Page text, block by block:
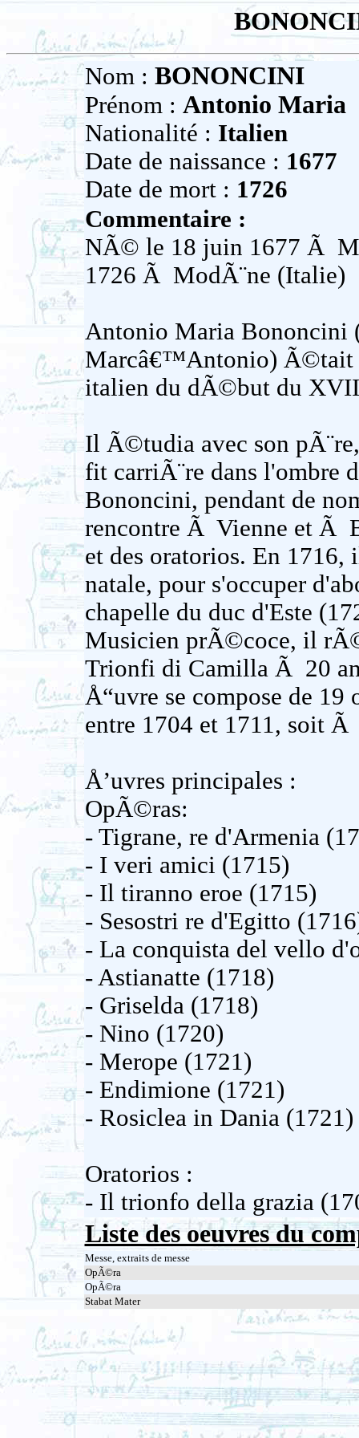
Nom : BONONCINI
Prénom : Antonio Maria
Nationalité : Italien
Date de naissance : 1677
Date de mort : 1726
Commentaire :
NÃ© le 18 juin 1677 Ã
1726 Ã ModÃ¨ne (Italie)
Antonio Maria Bononcini
Marcâ€™Antonio) Ã©tait
italien du dÃ©but du
Il Ã©tudia avec son
fit carriÃ¨re dans l'ombre
Bononcini, pendant de
rencontre Ã Vienne et Ã
et des oratorios. En
natale, pour s'occuper
chapelle du duc d'Este
Musicien prÃ©coce, il
Trionfi di Camilla Ã 20
Å“uvre se compose de
entre 1704 et 1711, soit
Å’uvres principales :
OpÃ©ras:
- Tigrane, re d'Armenia
- I veri amici (1715)
- Il tiranno eroe (1715)
- Sesostri re d'Egitto
- La conquista del vello
- Astianatte (1718)
- Griselda (1718)
- Nino (1720)
- Merope (1721)
- Endimione (1721)
- Rosiclea in Dania (1721)
Oratorios :
- Il trionfo della grazia
Liste des oeuvres du
Messe, extraits de messe
OpÃ©ra
OpÃ©ra
Stabat Mater